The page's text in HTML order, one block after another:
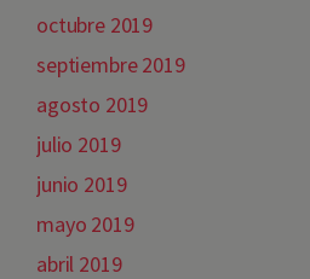
octubre 2019
septiembre 2019
agosto 2019
julio 2019
junio 2019
mayo 2019
abril 2019